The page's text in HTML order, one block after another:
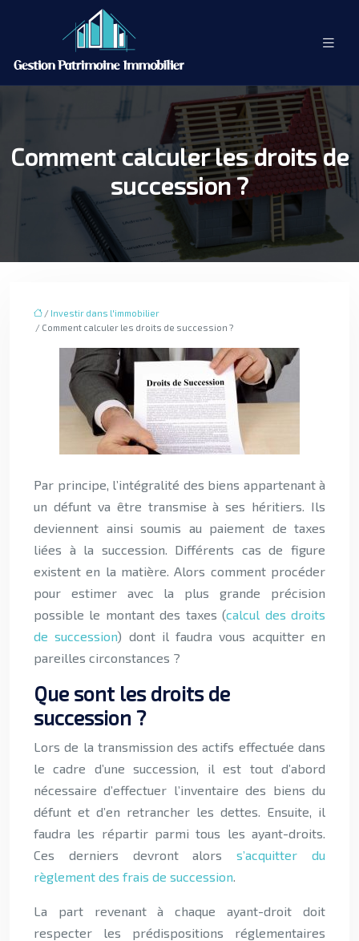
Comment calculer les droits de
succession ?
/ Investir dans l'immobilier
/ Comment calculer les droits de succession ?
Par principe, l’intégralité des biens appartenant à
un défunt va être transmise à ses héritiers. Ils
deviennent ainsi soumis au paiement de taxes
liées à la succession. Différents cas de figure
existent en la matière. Alors comment procéder
pour estimer avec la plus grande précision
possible le montant des taxes (calcul des droits
de succession) dont il faudra vous acquitter en
pareilles circonstances ?
Que sont les droits de
succession ?
Lors de la transmission des actifs effectuée dans
le cadre d’une succession, il est tout d’abord
nécessaire d’effectuer l’inventaire des biens du
défunt et d’en retrancher les dettes. Ensuite, il
faudra les répartir parmi tous les ayant-droits.
Ces derniers devront alorss’acquitter du
règlement des frais de succession.
La part revenant à chaque ayant-droit doit
respecter les prédispositions réglementaires